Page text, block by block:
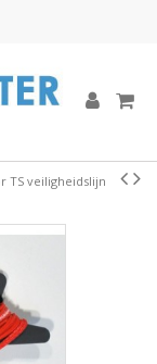
TS veiligheidslijn